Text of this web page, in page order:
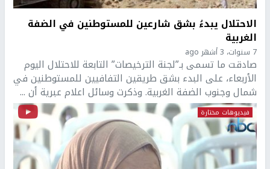
الاحتلال يبدءُ بشق شارعين للمستوطنين في الضفة
الغربية
7 سنوات، 3 أشهر ago
صادقت ما تسمى بـ”لجنة الترخيصات” التابعة للاحتلال اليوم
الأربعاء، على البدء بشق طريقين التفافيين للمستوطنين في
شمال وجنوب الضفة الغربية. وذكرت وسائل اعلام عبرية أن ...
فيديوهات مختارة